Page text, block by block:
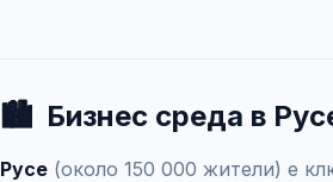
🏙️ Бизнес среда в
Русе (около 150 000 жители) е